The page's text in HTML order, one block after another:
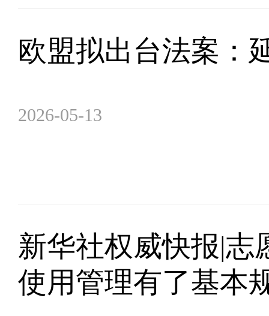
欧盟拟出台法案：
2026-05-13
新华社权威快报|志
使用管理有了基本